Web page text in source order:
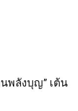
พลังบุญ” เต้น